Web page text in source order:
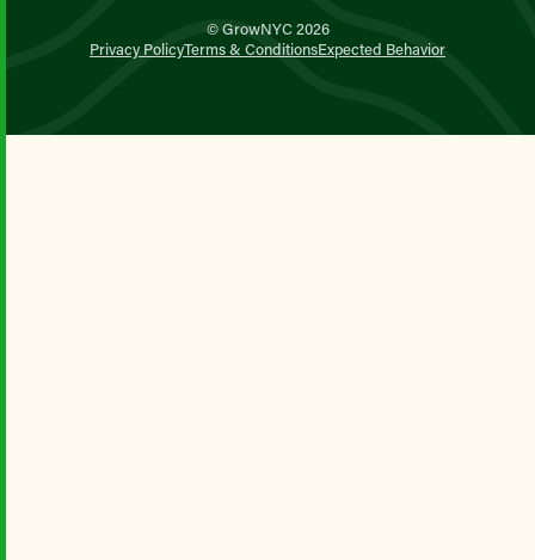
© GrowNYC 2026
Privacy PolicyTerms & ConditionsExpected Behavior